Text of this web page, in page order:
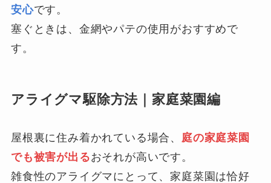
安心です。
塞ぐときは、金網やパテの使用がおすすめで
す。
アライグマ駆除方法｜家庭菜園編
屋根裏に住み着かれている場合、 庭の家庭菜園
でも被害が出るおそれが高いです。
雑食性のアライグマにとって、家庭菜園は恰好